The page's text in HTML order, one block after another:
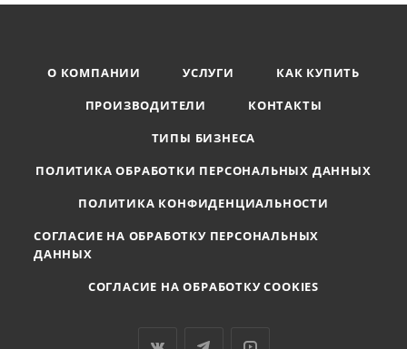
О КОМПАНИИ УСЛУГИ
КАК КУПИТЬ
ПРОИЗВОДИТЕЛИ
КОНТАКТЫ
ТИПЫ БИЗНЕСА
ПОЛИТИКА ОБРАБОТКИ ПЕРСОНАЛЬНЫХ ДАННЫХ
ПОЛИТИКА КОНФИДЕНЦИАЛЬНОСТИ
СОГЛАСИЕ НА ОБРАБОТКУ ПЕРСОНАЛЬНЫХ
ДАННЫХ
СОГЛАСИЕ НА ОБРАБОТКУ COOKIES